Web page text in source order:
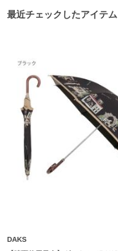
最近チェックしたアイテム
DAKS